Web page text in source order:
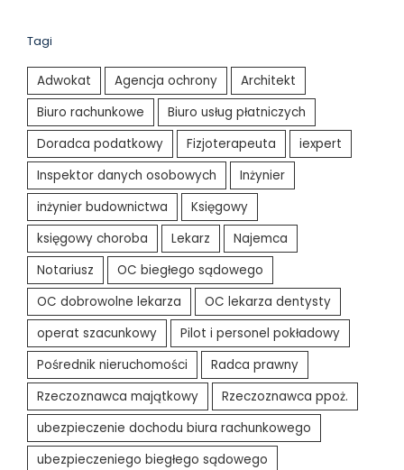
Tagi
Adwokat Agencja ochrony
Architekt
Biuro rachunkowe
Biuro usług płatniczych
Doradca podatkowy
Fizjoterapeuta
iexpert
Inspektor danych osobowych
Inżynier
inżynier budownictwa
Księgowy
księgowy choroba
Lekarz
Najemca
Notariusz
OC biegłego sądowego
OC dobrowolne lekarza
OC lekarza dentysty
operat szacunkowy
Pilot i personel pokładowy
Pośrednik nieruchomości
Radca prawny
Rzeczoznawca majątkowy
Rzeczoznawca ppoż.
ubezpieczenie dochodu biura rachunkowego
ubezpieczeniego biegłego sądowego